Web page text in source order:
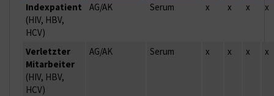
Indexpatient
(HIV, HBV,
HCV)
AG/AK Serum x x x x
Verletzter
Mitarbeiter
(HIV, HBV,
HCV)
AG/AK Serum x x x x